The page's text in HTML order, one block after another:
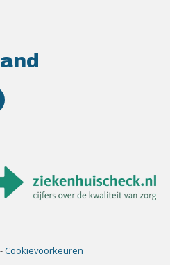
Cookievoorkeuren